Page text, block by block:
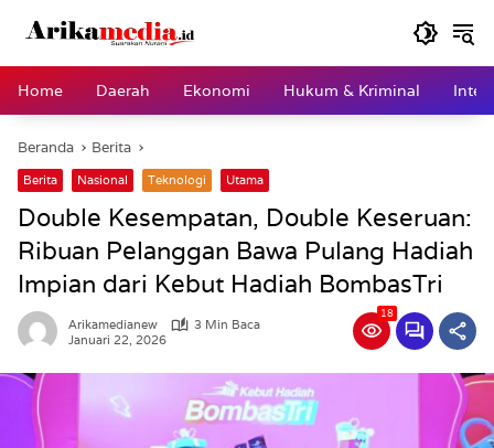
Home
Daerah Ekonomi Hukum & Kriminal
Beranda Berita
Berita Nasional Teknologi Utama
Double Kesempatan, Double Keseruan:
Ribuan Pelanggan Bawa Pulang Hadiah
Impian dari Kebut Hadiah BombasTri
Arikamedianew
3 Min Baca
Januari 22, 2026
18